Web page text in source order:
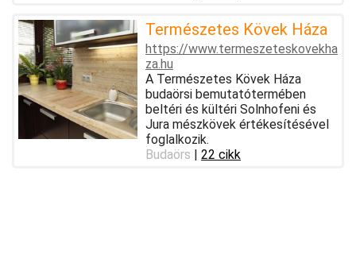
Természetes Kövek Háza
https://www.termeszeteskovekha
za.hu
A Természetes Kövek Háza
budaörsi bemutatótermében
beltéri és kültéri Solnhofeni és
Jura mészkövek értékesítésével
foglalkozik.
Budaörs | 22 cikk